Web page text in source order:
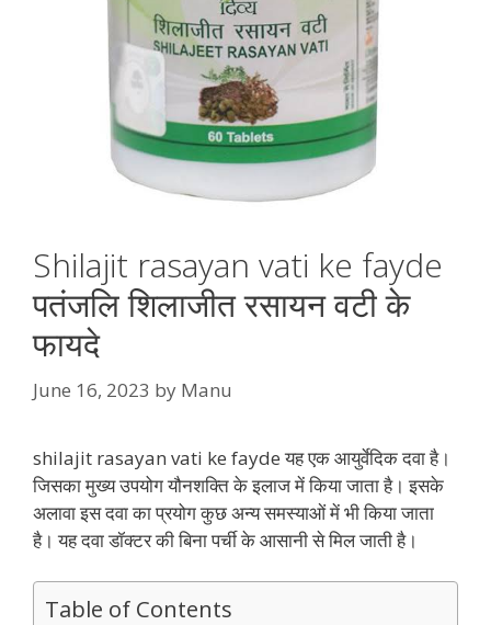
Shilajit rasayan vati ke fayde
पतंजलि शिलाजीत रसायन वटी के
फायदे
June 16, 2023 by Manu
shilajit rasayan vati ke fayde यह एक आयुर्वेदिक दवा है।
जिसका मुख्य उपयोग यौनशक्ति के इलाज में किया जाता है। इसके
अलावा इस दवा का प्रयोग कुछ अन्य समस्याओं में भी किया जाता
है। यह दवा डॉक्टर की बिना पर्ची के आसानी से मिल जाती है।
Table of Contents